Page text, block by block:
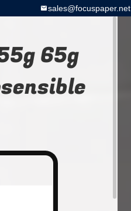
sales@focuspaper.net
65g